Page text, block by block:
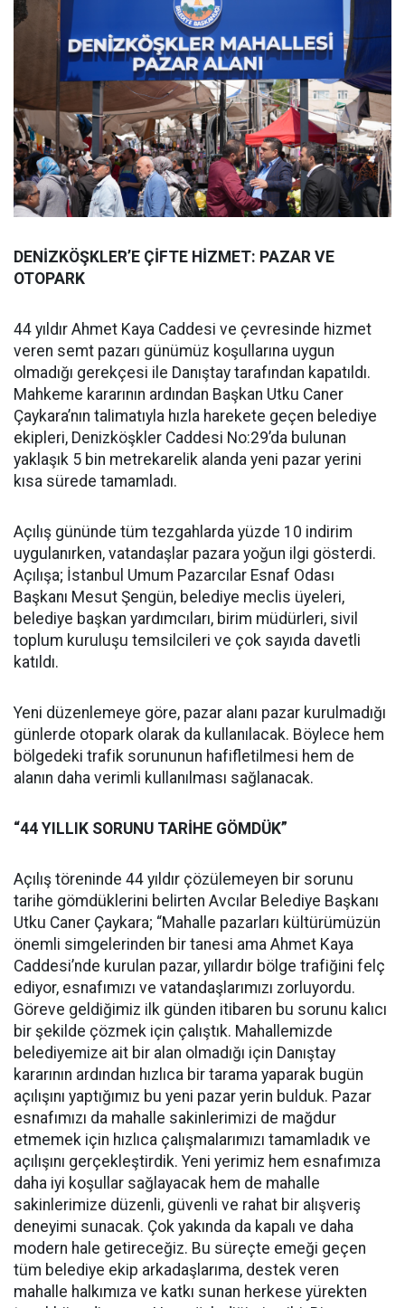
DENİZKÖŞKLER’E ÇİFTE HİZMET: PAZAR VE
OTOPARK
44 yıldır Ahmet Kaya Caddesi ve çevresinde hizmet
veren semt pazarı günümüz koşullarına uygun
olmadığı gerekçesi ile Danıştay tarafından kapatıldı.
Mahkeme kararının ardından Başkan Utku Caner
Çaykara’nın talimatıyla hızla harekete geçen belediye
ekipleri, Denizköşkler Caddesi No:29’da bulunan
yaklaşık 5 bin metrekarelik alanda yeni pazar yerini
kısa sürede tamamladı.
Açılış gününde tüm tezgahlarda yüzde 10 indirim
uygulanırken, vatandaşlar pazara yoğun ilgi gösterdi.
Açılışa; İstanbul Umum Pazarcılar Esnaf Odası
Başkanı Mesut Şengün, belediye meclis üyeleri,
belediye başkan yardımcıları, birim müdürleri, sivil
toplum kuruluşu temsilcileri ve çok sayıda davetli
katıldı.
Yeni düzenlemeye göre, pazar alanı pazar kurulmadığı
günlerde otopark olarak da kullanılacak. Böylece hem
bölgedeki trafik sorununun hafifletilmesi hem de
alanın daha verimli kullanılması sağlanacak.
“44 YILLIK SORUNU TARİHE GÖMDÜK”
Açılış töreninde 44 yıldır çözülemeyen bir sorunu
tarihe gömdüklerini belirten Avcılar Belediye Başkanı
Utku Caner Çaykara; “Mahalle pazarları kültürümüzün
önemli simgelerinden bir tanesi ama Ahmet Kaya
Caddesi’nde kurulan pazar, yıllardır bölge trafiğini felç
ediyor, esnafımızı ve vatandaşlarımızı zorluyordu.
Göreve geldiğimiz ilk günden itibaren bu sorunu kalıcı
bir şekilde çözmek için çalıştık. Mahallemizde
belediyemize ait bir alan olmadığı için Danıştay
kararının ardından hızlıca bir tarama yaparak bugün
açılışını yaptığımız bu yeni pazar yerin bulduk. Pazar
esnafımızı da mahalle sakinlerimizi de mağdur
etmemek için hızlıca çalışmalarımızı tamamladık ve
açılışını gerçekleştirdik. Yeni yerimiz hem esnafımıza
daha iyi koşullar sağlayacak hem de mahalle
sakinlerimize düzenli, güvenli ve rahat bir alışveriş
deneyimi sunacak. Çok yakında da kapalı ve daha
modern hale getireceğiz. Bu süreçte emeği geçen
tüm belediye ekip arkadaşlarıma, destek veren
mahalle halkımıza ve katkı sunan herkese yürekten